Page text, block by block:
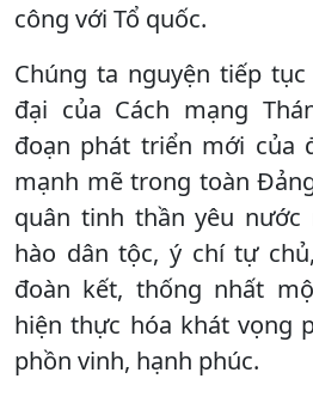
công với Tổ quốc.
Chúng ta nguyện tiếp
đại của Cách mạng
đoạn phát triển mới của
mạnh mẽ trong toàn
quân tinh thần yêu
hào dân tộc, ý chí tự
đoàn kết, thống nhất
hiện thực hóa khát vọng
phồn vinh, hạnh phúc.